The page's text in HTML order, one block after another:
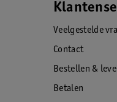
Veelgestelde
Contact
Bestellen &
Betalen